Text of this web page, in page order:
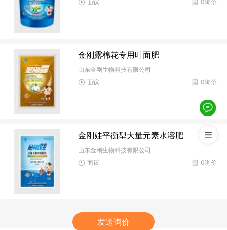
0询价
面议
金刚露棉花专用叶面肥
山东金刚生物科技有限公司
0询价
面议
金刚娃平衡型大量元素水溶肥
山东金刚生物科技有限公司
0询价
面议
发送询价